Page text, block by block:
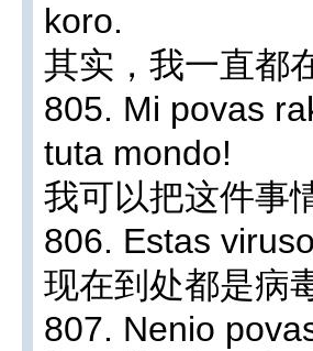
koro.
其实，我一直都
805. Mi povas
tuta mondo!
我可以把这件事
806. Estas
现在到处都是病
807. Nenio